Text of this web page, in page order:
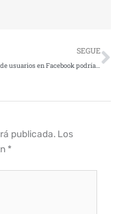
SEGUE
6,8 millones de usuarios en Facebook podrían haberse visto afectados tras otra vulnerabilidad
publicada. Los
*